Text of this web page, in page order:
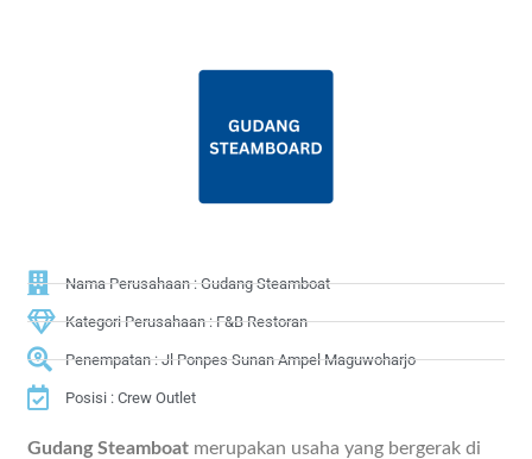
Nama Perusahaan : Gudang Steamboat
Kategori Perusahaan : F&B Restoran
Penempatan : Jl Ponpes Sunan Ampel Maguwoharjo
Posisi : Crew Outlet
Gudang Steamboat merupakan usaha yang bergerak di